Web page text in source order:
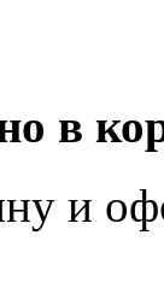
в
и